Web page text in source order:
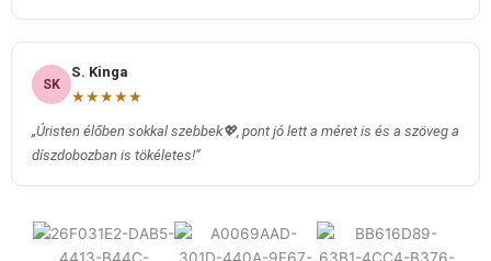
SK
S. Kinga
★★★★★
„Úristen élőben sokkal szebbek💖, pont jó lett a méret is és a szöveg a
díszdobozban is tökéletes!”